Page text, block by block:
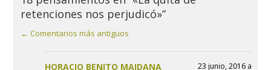
retenciones nos perjudicó»”
← Comentarios más antiguos
HORACIO BENITO MAIDANA
23 junio, 2016 a